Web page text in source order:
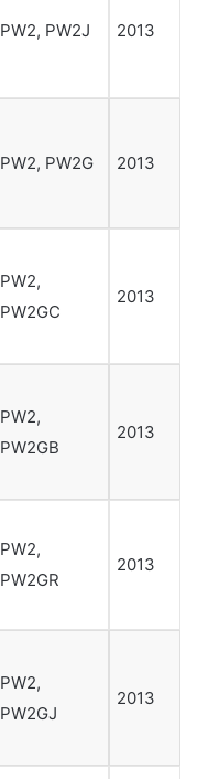
PW2, PW2J 2013
PW2, PW2G 2013
PW2,
PW2GC
2013
PW2,
PW2GB
2013
PW2,
PW2GR
2013
PW2,
PW2GJ
2013